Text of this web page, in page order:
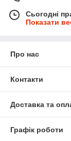
Сьогодні
Показати
Про нас
Контакти
Доставка та
Графік роботи